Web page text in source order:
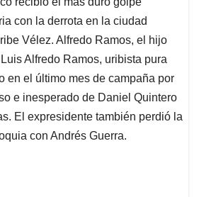
l
a
d
s
con la derrota en la ciudad
Vélez. Alfredo Ramos, el hijo
Alfredo Ramos, uribista pura
en el último mes de campaña por
e inesperado de Daniel Quintero
El expresidente también perdió la
con Andrés Guerra.